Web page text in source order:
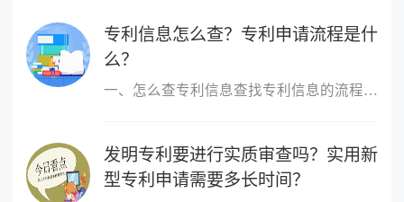
专利信息怎么查？专利申请流程是什
么？
一、怎么查专利信息查找专利信息的流程：1 登陆国家知识产权局或中...
发明专利要进行实质审查吗？实用新
型专利申请需要多长时间？